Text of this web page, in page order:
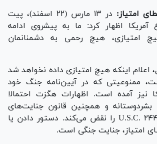
امتیاز:
در ۱۳ مارس (۲۲ اسفند)، پیت
آمریکا اظهار کرد: ما به پیشروی ادامه
امتیازی، هیچ رحمی به دشمنانمان
اعلام اینکه هیچ امتیازی داده نخواهد شد
ممنوعیتی که در آیین‌نامه جنگ خود
نیز آمده است. اظهارات هگزت احتمالا
بشردوستانه و همچنین قانون جنایت‌های
جنگی آمریکا ۱۸ U.S.C. ۲۴۴۱ را نقض می‌کند. دستور دادن یا
امتیاز، جنایت جنگی است.